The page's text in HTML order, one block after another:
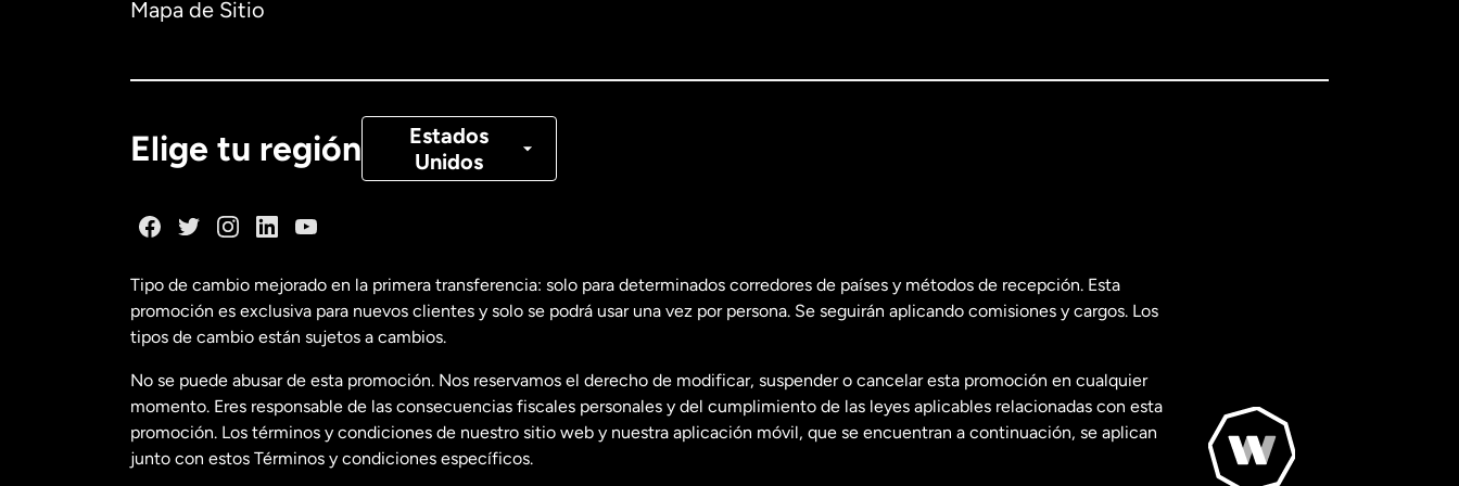
Mapa de Sitio
Elige tu región
Estados
Unidos
Canadá Français
Estados Unidos English
Estados Unidos Español
Francia
Tipo de cambio mejorado en la primera transferencia: solo para determinados corredores de países y métodos de recepción. Esta
promoción es exclusiva para nuevos clientes y solo se podrá usar una vez por persona. Se seguirán aplicando comisiones y cargos. Los
tipos de cambio están sujetos a cambios.
No se puede abusar de esta promoción. Nos reservamos el derecho de modificar, suspender o cancelar esta promoción en cualquier
momento. Eres responsable de las consecuencias fiscales personales y del cumplimiento de las leyes aplicables relacionadas con esta
promoción. Los términos y condiciones de nuestro sitio web y nuestra aplicación móvil, que se encuentran a continuación, se aplican
junto con estos Términos y condiciones específicos.